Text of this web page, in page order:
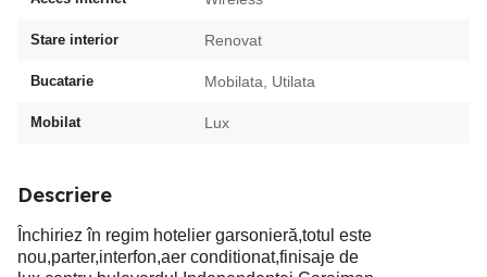
Stare interior Renovat
Bucatarie Mobilata, Utilata
Mobilat Lux
Descriere
Închiriez în regim hotelier garsonieră,totul este
nou,parter,interfon,aer conditionat,finisaje de